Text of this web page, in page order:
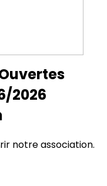
2026
notre association.